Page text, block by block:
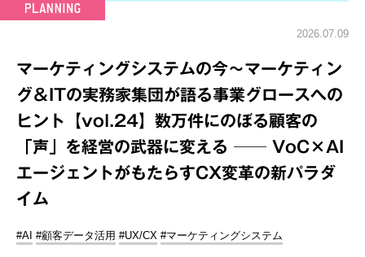
2026.07.09
マーケティングシステムの今～マーケティン
グ＆ITの実務家集団が語る事業グロースへの
ヒント【vol.24】数万件にのぼる顧客の
「声」を経営の武器に変える ── VoC×AI
エージェントがもたらすCX変革の新パラダ
イム
#AI #顧客データ活用 #UX/CX #マーケティングシステム